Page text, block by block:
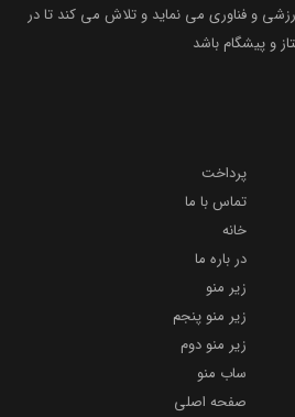
و فناوری می نماید و تلاش می کند تا در
و پیشگام باشد
پرداخت
تماس با ما
خانه
در باره ما
زیر منو
زیر منو پنجم
زیر منو دوم
ساب منو
صفحه اصلی